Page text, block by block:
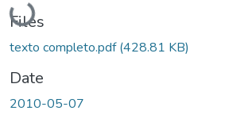
Loading...
Files
texto completo.pdf(428.81 KB)
Date
2010-05-07